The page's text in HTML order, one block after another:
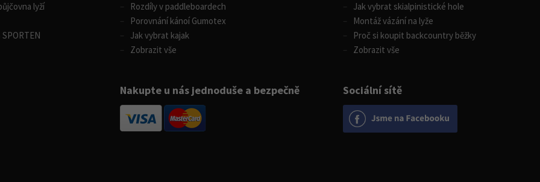
Sociální sítě
lyží
Rozdíly v paddleboardech
Porovnání kánoí Gumotex
Jak vybrat kajak
Zobrazit vše
Jak vybrat skialpinistické hole
Montáž vázání na lyže
Proč si koupit backcountry běžky
Zobrazit vše
Nakupte u nás jednoduše a bezpečně